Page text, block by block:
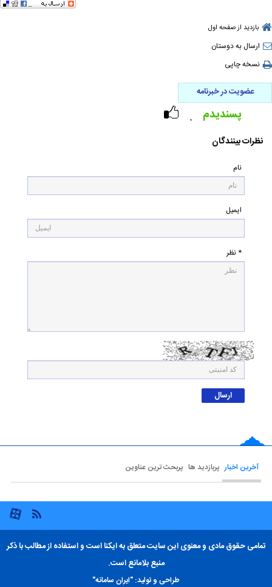
بازدید از صفحه اول
ارسال به دوستان
نسخه چاپی
عضویت در خبرنامه
۰ پسندیدم
نظرات بینندگان
نام
ایمیل
* نظر
آخرین اخبار پربازدید ها پربحث ترین عناوین
تمامی حقوق مادی و معنوی این سایت متعلق به ایکنا است و استفاده از مطالب با ذکر
منبع بلامانع است.
طراحی و تولید: "ایران سامانه"